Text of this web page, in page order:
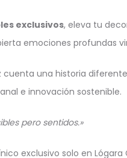
exclusivos, eleva tu
emociones profundas
una historia
e innovación sostenible.
pero sentidos.»
exclusivo solo en Lógara